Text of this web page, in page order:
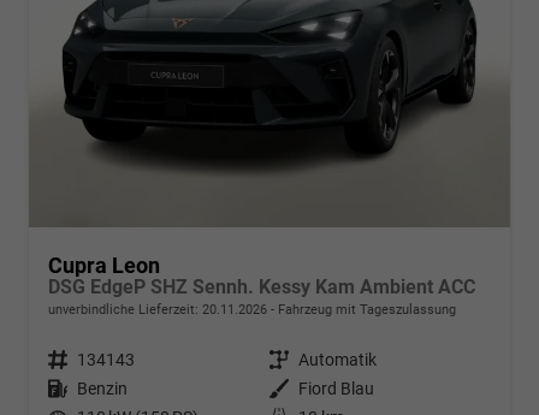
Cupra Leon
DSG EdgeP SHZ Sennh. Kessy Kam Ambient ACC
unverbindliche Lieferzeit: 20.11.2026 Fahrzeug mit Tageszulassung
Fahrzeugnr. 134143 Getriebe Automatik
Kraftstoff Benzin Außenfarbe Fiord Blau